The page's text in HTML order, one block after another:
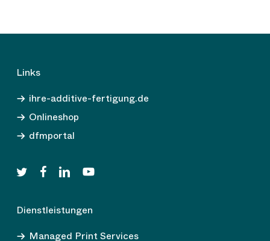
2.240,00 €2.128,00 €.
Links
ihre-additive-fertigung.de
Onlineshop
dfmportal
twitterfacebooklinkedinyoutube
Dienstleistungen
Managed Print Services